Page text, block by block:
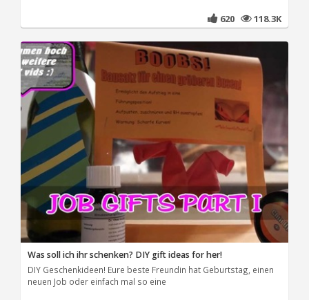
620 118.3K
Was soll ich ihr schenken? DIY gift ideas for her!
DIY Geschenkideen! Eure beste Freundin hat Geburtstag, einen
neuen Job oder einfach mal so eine